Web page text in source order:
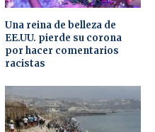
Una reina de belleza de
EE.UU. pierde su corona
por hacer comentarios
racistas